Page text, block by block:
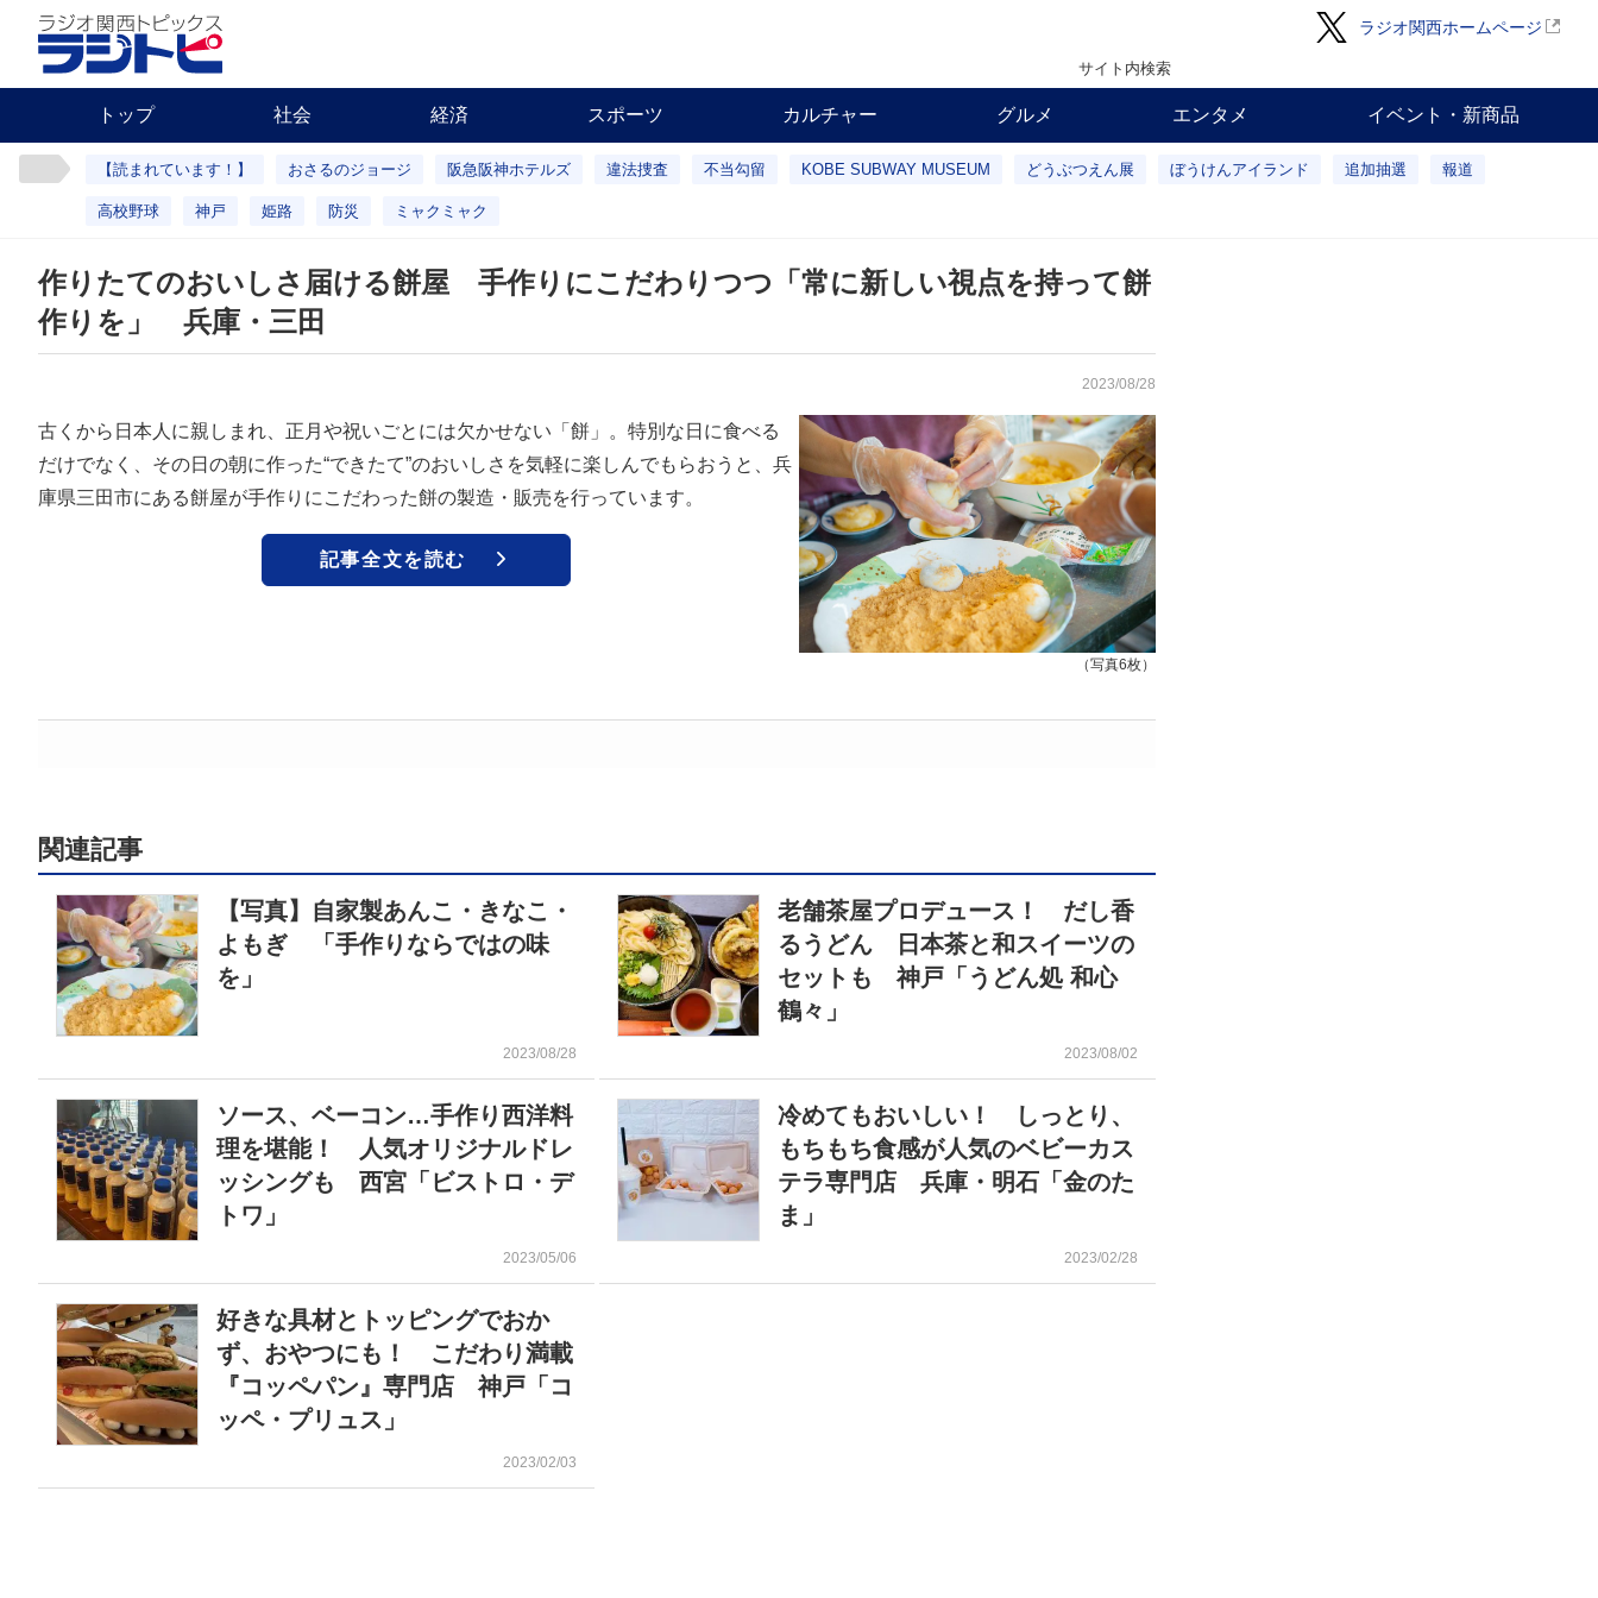
ラジオ関西ホームページ
サイト内検索
トップ 社会 経済 スポーツ カルチャー グルメ エンタメ イベント・新商品
【読まれています！】 おさるのジョージ 阪急阪神ホテルズ 違法捜査 不当勾留 KOBE SUBWAY MUSEUM どうぶつえん展 ぼうけんアイランド 追加抽選 報道
高校野球 神戸 姫路 防災 ミャクミャク
作りたてのおいしさ届ける餅屋 手作りにこだわりつつ「常に新しい視点を持って餅
作りを」 兵庫・三田
2023/08/28
（写真6枚）
古くから日本人に親しまれ、正月や祝いごとには欠かせない「餅」。特別な日に食べる
だけでなく、その日の朝に作った“できたて”のおいしさを気軽に楽しんでもらおうと、兵
庫県三田市にある餅屋が手作りにこだわった餅の製造・販売を行っています。
記事全文を読む
関連記事
【写真】自家製あんこ・きなこ・
よもぎ 「手作りならではの味
を」
2023/08/28
老舗茶屋プロデュース！ だし香
るうどん 日本茶と和スイーツの
セットも 神戸「うどん処 和心
鶴々」
2023/08/02
ソース、ベーコン…手作り西洋料
理を堪能！ 人気オリジナルドレ
ッシングも 西宮「ビストロ・デ
トワ」
2023/05/06
冷めてもおいしい！ しっとり、
もちもち食感が人気のベビーカス
テラ専門店 兵庫・明石「金のた
ま」
2023/02/28
好きな具材とトッピングでおか
ず、おやつにも！ こだわり満載
『コッペパン』専門店 神戸「コ
ッペ・プリュス」
2023/02/03